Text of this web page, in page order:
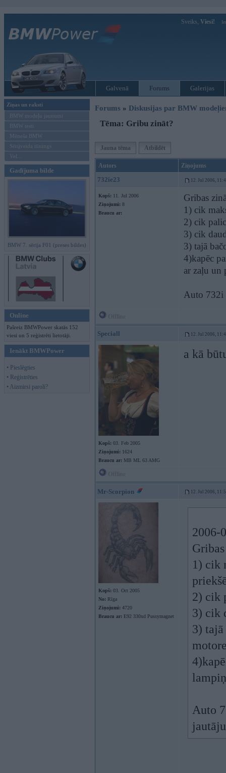
Sveiks, Viesi!
Galvenā Forums Galerijas
Ziņas un raksti
BMW modeļu jaunumi
BMW testi
Mēneša BMW
Sērijveida tūnings
Vel...
Gadījuma bilde
BMW 7. sērija F01 (preses bildes)
Online
Pašreiz BMWPower skatās 152
viesi un 5 reģistrēti lietotāji.
Ienākt BMWPower
• Pieslēgties
• Reģistrēties
• Aizmirsi paroli?
Forums » Diskusijas par BMW
Tēma: Gribu zināt?
Jauna tēma Atbildēt
Autors Ziņojums
732ie23 12. Jul 2006,
Kopš: 11. Jul 2006
Ziņojumi: 8
Braucu ar:
Gribas
1) cik
2) cik
3) cik
3) tajā
4)kapēc
ar zaļu un
Auto 732i
Speciall 12. Jul 2006,
Kopš: 03. Feb 2005
Ziņojumi: 1624
Braucu ar: MB ML 63 AMG
a kā
Mr-Scorpion 12. Jul 2006,
Kopš: 03. Oct 2005
No: Rīga
Ziņojumi: 4720
Braucu ar: E92 330xd Pussymagnet
2006-
1) cik
2) cik
3) cik
3)
Auto